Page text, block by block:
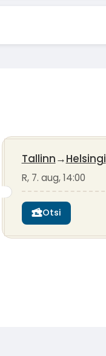
Tallinn→Helsingi
R, 7. aug, 14:00
Otsi